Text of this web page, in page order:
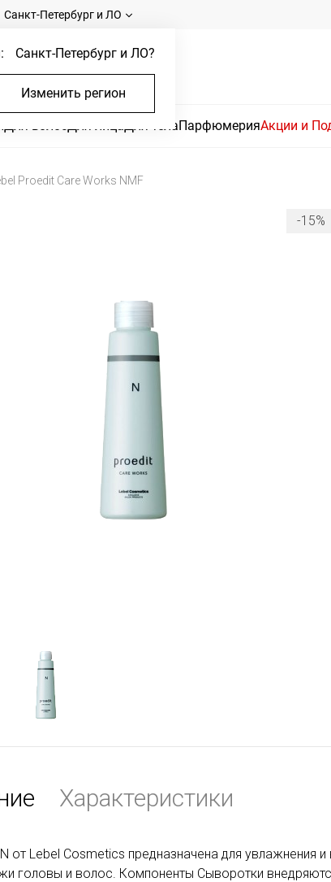
Санкт-Петербург и ЛО
Санкт-Петербург и ЛО?
Изменить регион
Для волосДля лицаДля телаПарфюмерияАкции и
Proedit Care Works NMF
-15%
Характеристики
от Lebel Cosmetics предназначена для увлажнения и
головы и волос. Компоненты Сыворотки